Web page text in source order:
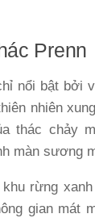
Prenn
nổi bật bởi
nhiên
thác chảy
màn sương
khu rừng
gian mát